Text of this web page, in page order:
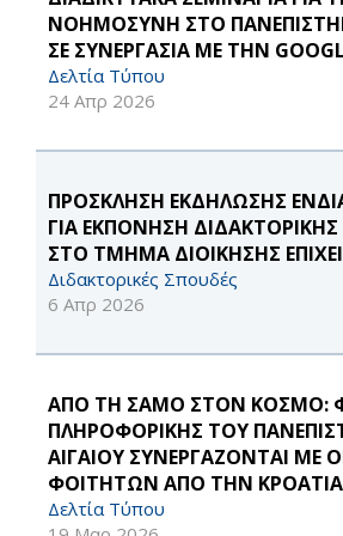
ΝΟΗΜΟΣΥΝΗ ΣΤΟ
ΣΕ ΣΥΝΕΡΓΑΣΙΑ ΜΕ ΤΗΝ
Δελτία Τύπου
24 Απρ 2026
ΠΡΟΣΚΛΗΣΗ ΕΚΔΗΛΩΣΗΣ
ΓΙΑ ΕΚΠΟΝΗΣΗ ΔΙΔΑΚΤΟΡΙΚΗΣ
ΣΤΟ ΤΜΗΜΑ ΔΙΟΙΚΗΣΗΣ
Διδακτορικές Σπουδές
6 Απρ 2026
ΑΠΟ ΤΗ ΣΑΜΟ ΣΤΟΝ ΚΟΣΜΟ:
ΠΛΗΡΟΦΟΡΙΚΗΣ ΤΟΥ
ΑΙΓΑΙΟΥ ΣΥΝΕΡΓΑΖΟΝΤΑΙ ΜΕ
ΦΟΙΤΗΤΩΝ ΑΠΟ ΤΗΝ ΚΡΟΑΤΙΑ
Δελτία Τύπου